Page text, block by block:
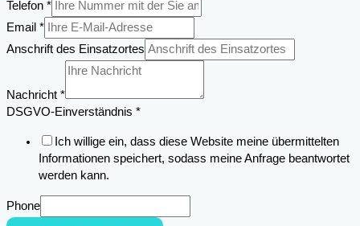
Telefon *
Email *
Anschrift des Einsatzortes
Nachricht *
Email
DSGVO-
Einverständnis
DSGVO-Einverständnis *
Ich willige ein, dass diese Website meine übermittelten
Informationen speichert, sodass meine Anfrage beantwortet
werden kann.
Phone